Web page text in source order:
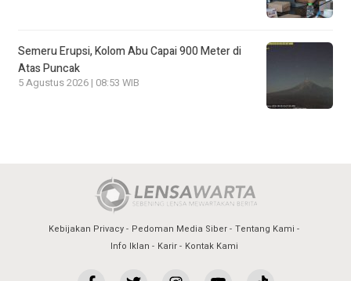
Semeru Erupsi, Kolom Abu Capai 900 Meter di
Atas Puncak
5 Agustus 2026 | 08:53 WIB
Kebijakan Privacy Pedoman Media Siber Tentang Kami
Info Iklan
Karir Kontak Kami